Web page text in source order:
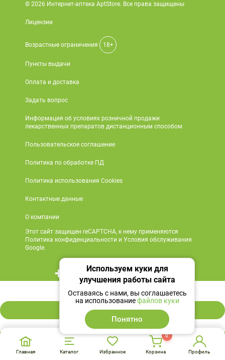
1 759 ₽
В корзину
© 2026 Интернет-аптека AptStore. Все права защищены
Лицензии
Возрастные ограничения 18+
Пункты выдачи
Оплата и доставка
Задать вопрос
Информация об условиях розничной продажи
лекарственных препаратов дистанционным способом
Пользовательское соглашение
Политика по обработке ПД
Политика использования Cookies
Контактные данные
О компании
Этот сайт защищен reCAPTCHA, к нему применяются
Политика конфиденциальности и Условия обслуживания
Google.
+7 495 419 18 18
Мы в социальных сетях
Главная Каталог Избранное Корзина
0
Профиль
Используем куки для
улучшения работы сайта
Оставаясь с нами, вы соглашаетесь
на использованиефайлов куки
Понятно